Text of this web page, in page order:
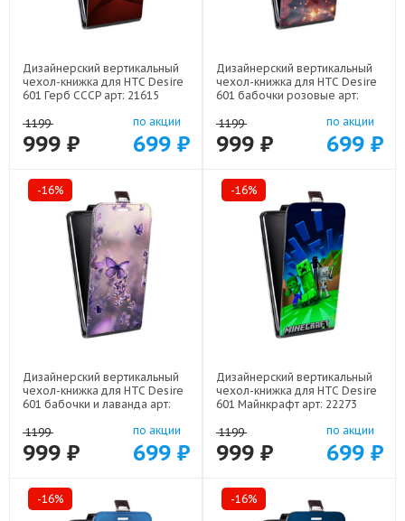
Дизайнерский вертикальный
чехол-книжка для HTC Desire
601 Герб СССР арт: 21615
1199
999 ₽
по акции
699 ₽
Дизайнерский вертикальный
чехол-книжка для HTC Desire
601 бабочки розовые арт:
1199
999 ₽
по акции
699 ₽
-16%
Дизайнерский вертикальный
чехол-книжка для HTC Desire
601 бабочки и лаванда арт:
1199
999 ₽
по акции
699 ₽
-16%
Дизайнерский вертикальный
чехол-книжка для HTC Desire
601 Майнкрафт арт: 22273
1199
999 ₽
по акции
699 ₽
-16% -16%